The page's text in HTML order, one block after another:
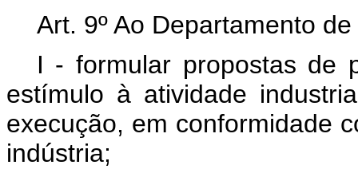
Art. 9º Ao Departamento
I - formular propostas de
estímulo à atividade
execução, em conformidade
indústria;